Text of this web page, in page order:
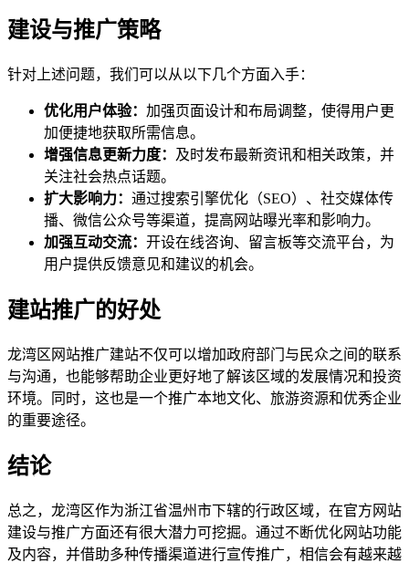
建设与推广策略
针对上述问题，我们可以从以下几个方面入手：
优化用户体验： 加强页面设计和布局调整，使得用户更
加便捷地获取所需信息。
增强信息更新力度： 及时发布最新资讯和相关政策，并
关注社会热点话题。
扩大影响力： 通过搜索引擎优化（SEO）、社交媒体传
播、微信公众号等渠道，提高网站曝光率和影响力。
加强互动交流： 开设在线咨询、留言板等交流平台，为
用户提供反馈意见和建议的机会。
建站推广的好处
龙湾区网站推广建站不仅可以增加政府部门与民众之间的联系
与沟通，也能够帮助企业更好地了解该区域的发展情况和投资
环境。同时，这也是一个推广本地文化、旅游资源和优秀企业
的重要途径。
结论
总之，龙湾区作为浙江省温州市下辖的行政区域，在官方网站
建设与推广方面还有很大潜力可挖掘。通过不断优化网站功能
及内容，并借助多种传播渠道进行宣传推广，相信会有越来越